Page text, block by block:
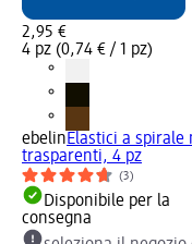
2,95 €
4 pz (0,74 € / 1 pz)
ebelinElastici a spirale
trasparenti, 4 pz
(3)
Disponibile per la
consegna